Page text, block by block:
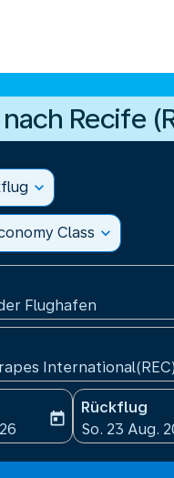
Recife
expand_more
Class expand_more
Flughafen
date-aria-
today
Rückflug
fc-booking-
So. 23 Aug.